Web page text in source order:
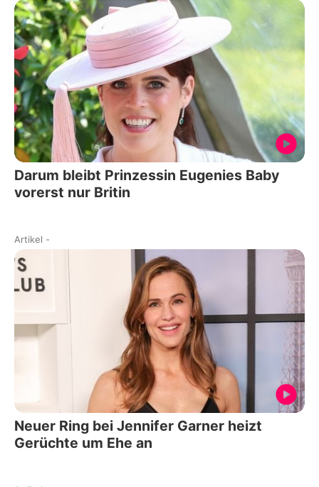
Darum bleibt Prinzessin Eugenies Baby
vorerst nur Britin
Artikel -
Neuer Ring bei Jennifer Garner heizt
Gerüchte um Ehe an